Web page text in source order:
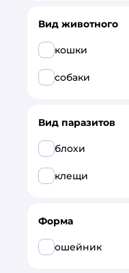
Все
Форесто
Agrobioprom
Вид животного
кошки
собаки
Вид паразитов
блохи
клещи
Форма
ошейник